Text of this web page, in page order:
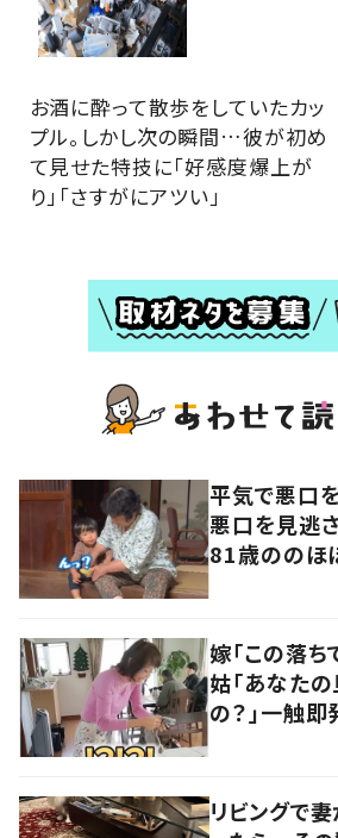
お酒に酔って散歩をしていたカッ
プル。しかし次の瞬間…彼が初め
て見せた特技に「好感度爆上が
り」「さすがにアツい」
平気で悪口
悪口を見逃
81歳ののほ
嫁「この落ち
姑「あなた
の？」一触即
リビングで